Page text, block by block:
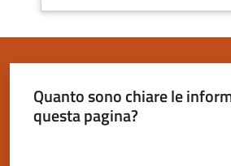
argomenti
Seguici
Quanto sono chiare le
questa pagina?